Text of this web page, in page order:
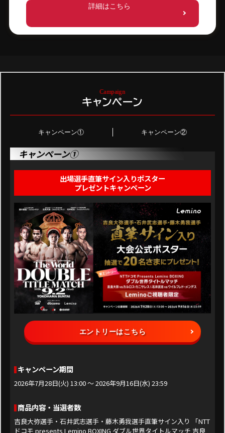
詳細はこちら
キャンペーン
キャンペーン① キャンペーン②
キャンペーン①
出場選手直筆サイン入りポスター
プレゼントキャンペーン
エントリーはこちら
キャンペーン期間
2026年7月28日(火) 13:00 ～ 2026年9月16日(水) 23:59
商品内容・当選者数
吉良大弥選手・石井武志選手・藤木勇我選手直筆サイン入り 「NTT
ドコモ presents Lemino BOXING ダブル世界タイトルマッチ 吉良